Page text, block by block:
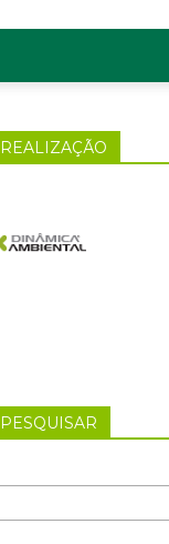
REALIZAÇÃO
PESQUISAR